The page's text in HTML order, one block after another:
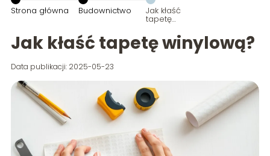
Strona główna Budownictwo Jak kłaść
tapetę
winylową?
Jak kłaść tapetę winylową?
Data publikacji: 2025-05-23